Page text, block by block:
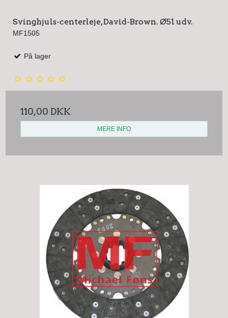
Svinghjuls-centerleje, David-Brown. Ø51 udv.
MF1505
På lager
110,00 DKK
MERE INFO